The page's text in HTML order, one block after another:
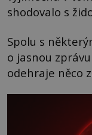
shodovalo s
Spolu s
o jasnou
odehraje něco